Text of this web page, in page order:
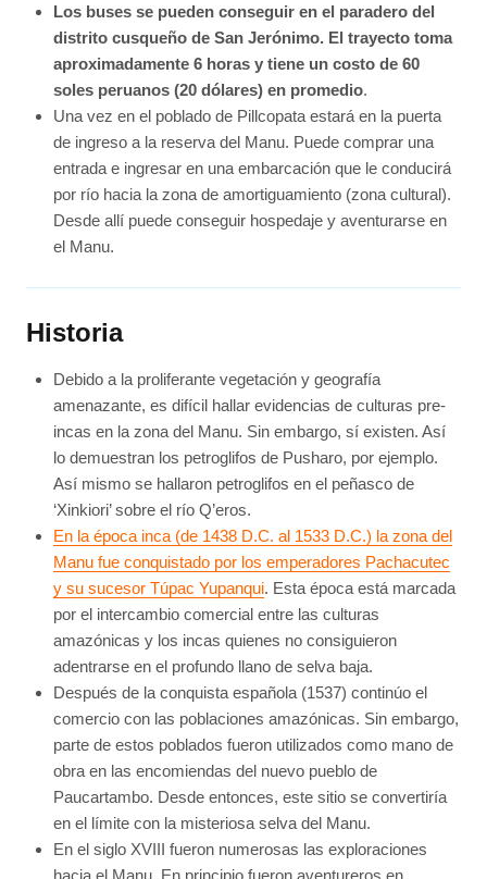
Los buses se pueden conseguir en el paradero del
distrito cusqueño de San Jerónimo. El trayecto toma
aproximadamente 6 horas y tiene un costo de 60
soles peruanos (20 dólares) en promedio.
Una vez en el poblado de Pillcopata estará en la puerta
de ingreso a la reserva del Manu. Puede comprar una
entrada e ingresar en una embarcación que le conducirá
por río hacia la zona de amortiguamiento (zona cultural).
Desde allí puede conseguir hospedaje y aventurarse en
el Manu.
Historia
Debido a la proliferante vegetación y geografía
amenazante, es difícil hallar evidencias de culturas pre-
incas en la zona del Manu. Sin embargo, sí existen. Así
lo demuestran los petroglifos de Pusharo, por ejemplo.
Así mismo se hallaron petroglifos en el peñasco de
‘Xinkiori’ sobre el río Q’eros.
En la época inca (de 1438 D.C. al 1533 D.C.) la zona del
Manu fue conquistado por los emperadores Pachacutec
y su sucesor Túpac Yupanqui. Esta época está marcada
por el intercambio comercial entre las culturas
amazónicas y los incas quienes no consiguieron
adentrarse en el profundo llano de selva baja.
Después de la conquista española (1537) continúo el
comercio con las poblaciones amazónicas. Sin embargo,
parte de estos poblados fueron utilizados como mano de
obra en las encomiendas del nuevo pueblo de
Paucartambo. Desde entonces, este sitio se convertiría
en el límite con la misteriosa selva del Manu.
En el siglo XVIII fueron numerosas las exploraciones
hacia el Manu. En principio fueron aventureros en